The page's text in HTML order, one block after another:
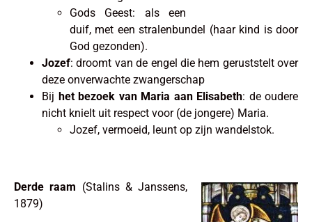
Gods Geest: als een
duif, met een stralenbundel (haar kind is door
God gezonden).
Jozef: droomt van de engel die hem geruststelt over
deze onverwachte zwangerschap
Bij het bezoek van Maria aan Elisabeth: de oudere
nicht knielt uit respect voor (de jongere) Maria.
Jozef, vermoeid, leunt op zijn wandelstok.
Derde raam (Stalins & Janssens,
1879)